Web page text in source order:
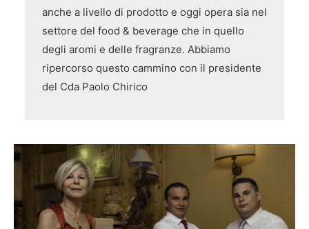
anche a livello di prodotto e oggi opera sia nel
settore del food & beverage che in quello
degli aromi e delle fragranze. Abbiamo
ripercorso questo cammino con il presidente
del Cda Paolo Chirico